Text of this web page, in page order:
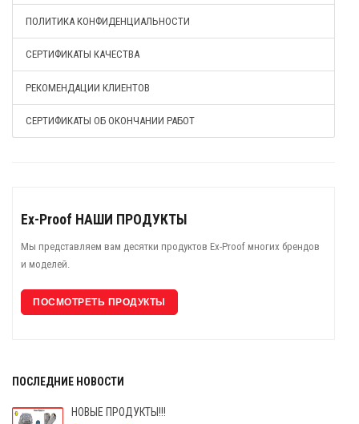
ПОЛИТИКА КОНФИДЕНЦИАЛЬНОСТИ
СЕРТИФИКАТЫ КАЧЕСТВА
РЕКОМЕНДАЦИИ КЛИЕНТОВ
СЕРТИФИКАТЫ ОБ ОКОНЧАНИИ РАБОТ
Ex-Proof НАШИ ПРОДУКТЫ
Мы представляем вам десятки продуктов Ex-Proof многих брендов
и моделей.
ПОСМОТРЕТЬ ПРОДУКТЫ
ПОСЛЕДНИЕ НОВОСТИ
НОВЫЕ ПРОДУКТЫ!!!